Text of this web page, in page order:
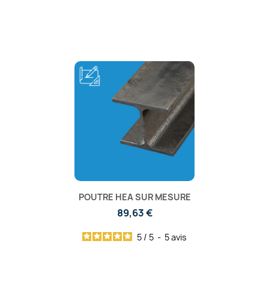
POUTRE HEA SUR MESURE
89,63 €
5 / 5 - 5avis